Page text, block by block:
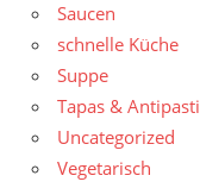
Saucen
schnelle Küche
Suppe
Tapas & Antipasti
Uncategorized
Vegetarisch